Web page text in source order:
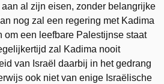
al zijn eisen, zonder belangrijke
nog zal een regering met Kadima
om een leefbare Palestijnse staat
zal Kadima nooit
van Israël daarbij in het gedrang
ook niet van enige Israëlische